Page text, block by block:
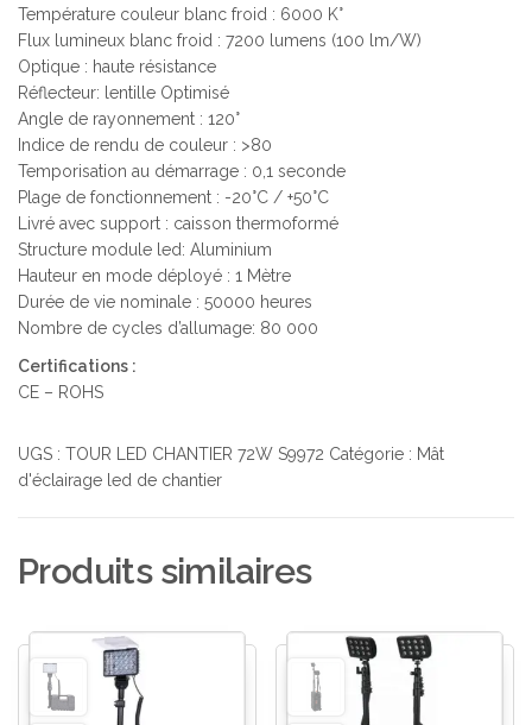
Température couleur blanc froid : 6000 K°
Flux lumineux blanc froid : 7200 lumens (100 lm/W)
Optique : haute résistance
Réflecteur: lentille Optimisé
Angle de rayonnement : 120°
Indice de rendu de couleur : >80
Temporisation au démarrage : 0,1 seconde
Plage de fonctionnement : -20°C / +50°C
Livré avec support : caisson thermoformé
Structure module led: Aluminium
Hauteur en mode déployé : 1 Mètre
Durée de vie nominale : 50000 heures
Nombre de cycles d’allumage: 80 000
Certifications :
CE – ROHS
UGS : TOUR LED CHANTIER 72W S9972 Catégorie : Mât
d'éclairage led de chantier
Produits similaires